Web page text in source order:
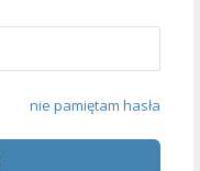
nie pamiętam hasła